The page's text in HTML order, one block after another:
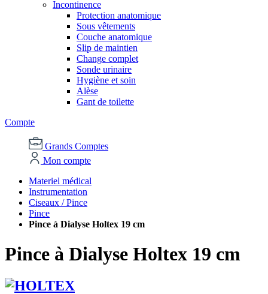
Incontinence
Protection anatomique
Sous vêtements
Couche anatomique
Slip de maintien
Change complet
Sonde urinaire
Hygiène et soin
Alèse
Gant de toilette
Compte
Grands Comptes
Mon compte
Materiel médical
Instrumentation
Ciseaux / Pince
Pince
Pince à Dialyse Holtex 19 cm
Pince à Dialyse Holtex 19 cm